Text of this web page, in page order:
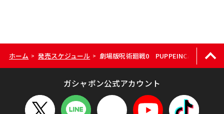
ホーム > 発売スケジュール > 劇場版呪術廻戦0 PUPPEINCAP 缶バッ
ガシャポン公式アカウント